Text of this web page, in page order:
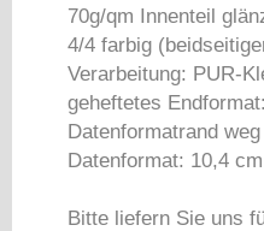
70g/qm Innenteil
4/4 farbig
Verarbeitung: PUR-
geheftetes
Datenformatrand
Datenformat: 10,4
Bitte liefern Sie uns